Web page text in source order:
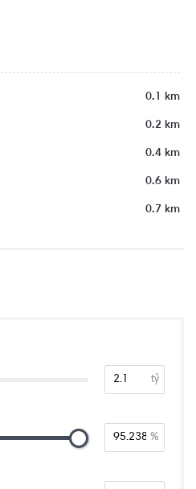
0.1 km
0.2 km
0.4 km
0.6 km
0.7 km
tỷ
%